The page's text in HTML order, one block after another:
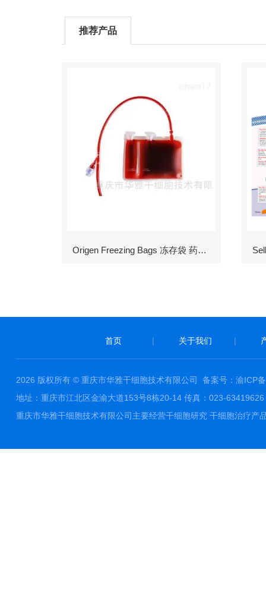
推荐产品
Origen Freezing Bags 冻存袋 药包材
首页 | 关于我们 |
2026 版权所有 © 重庆市华雅干细胞技术有限公司 备案号：渝ICP
地址：重庆市江北区金渝大道153号8栋20-14 传真：023-
重庆市华雅干细胞技术有限公司主要经营干细胞研究 干细胞治疗产